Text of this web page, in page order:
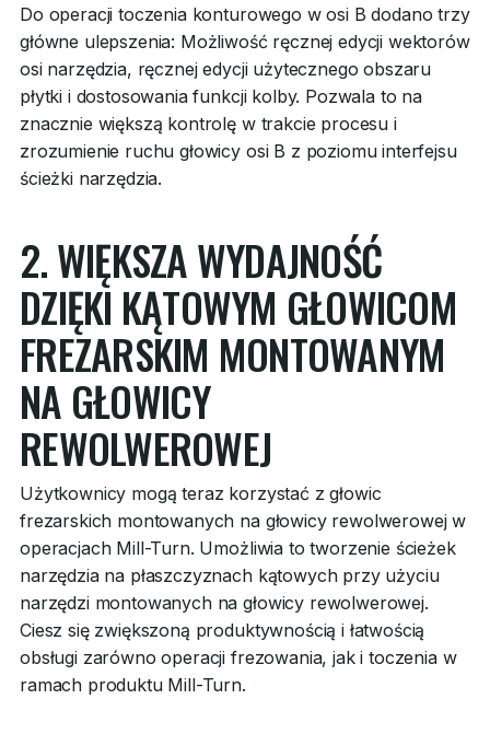
Do operacji toczenia konturowego w osi B dodano trzy
główne ulepszenia: Możliwość ręcznej edycji wektorów
osi narzędzia, ręcznej edycji użytecznego obszaru
płytki i dostosowania funkcji kolby. Pozwala to na
znacznie większą kontrolę w trakcie procesu i
zrozumienie ruchu głowicy osi B z poziomu interfejsu
ścieżki narzędzia.
2. WIĘKSZA WYDAJNOŚĆ
DZIĘKI KĄTOWYM GŁOWICOM
FREZARSKIM MONTOWANYM
NA GŁOWICY
REWOLWEROWEJ
Użytkownicy mogą teraz korzystać z głowic
frezarskich montowanych na głowicy rewolwerowej w
operacjach Mill-Turn. Umożliwia to tworzenie ścieżek
narzędzia na płaszczyznach kątowych przy użyciu
narzędzi montowanych na głowicy rewolwerowej.
Ciesz się zwiększoną produktywnością i łatwością
obsługi zarówno operacji frezowania, jak i toczenia w
ramach produktu Mill-Turn.